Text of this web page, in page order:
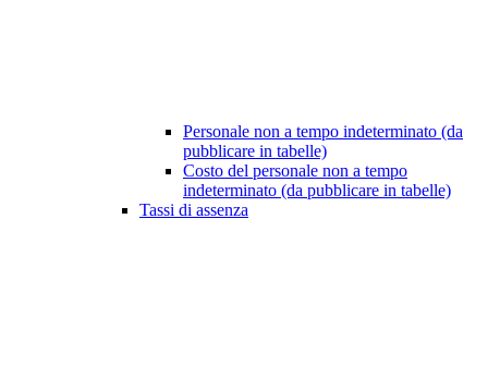
Personale non a tempo indeterminato (da
pubblicare in tabelle)
Costo del personale non a tempo
indeterminato (da pubblicare in tabelle)
Tassi di assenza